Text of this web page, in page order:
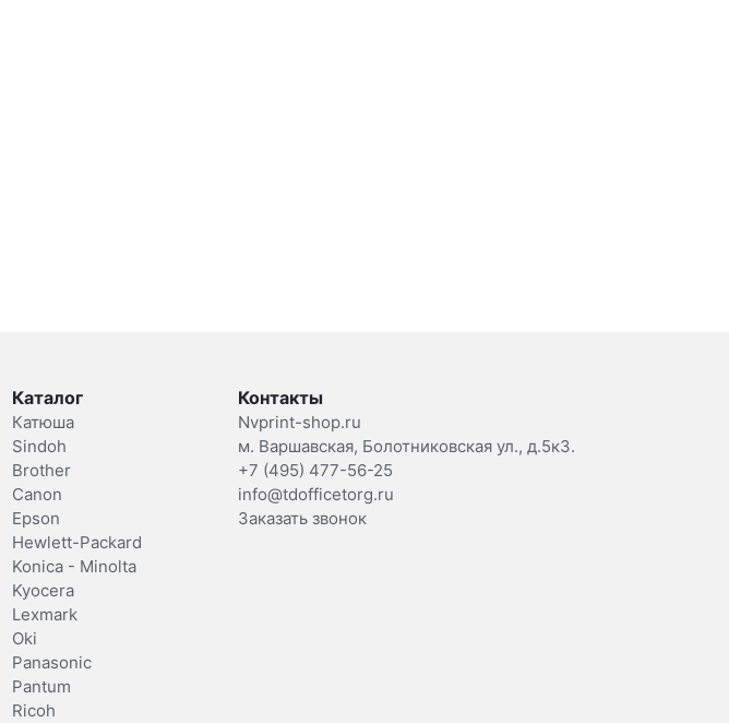
Каталог
Катюша
Sindoh
Brother
Canon
Epson
Hewlett-Packard
Konica - Minolta
Kyocera
Lexmark
Oki
Panasonic
Pantum
Ricoh
Контакты
Nvprint-shop.ru
м. Варшавская, Болотниковская ул., д.5к3.
+7 (495) 477-56-25
info@tdofficetorg.ru
Заказать звонок